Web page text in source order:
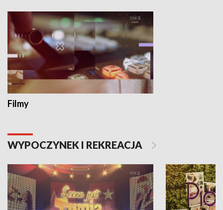
Filmy
WYPOCZYNEK I REKREACJA